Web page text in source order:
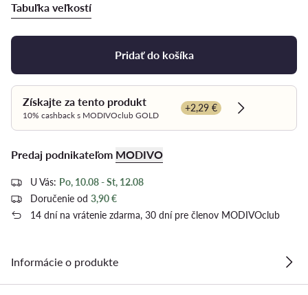
Tabuľka veľkostí
Pridať do košíka
Získajte za tento produkt
10% cashback s MODIVOclub GOLD
+2,29 €
Dowiedz się
Predaj podnikateľom MODIVO
U Vás: Po, 10.08 - St, 12.08
Doručenie od 3,90 €
14 dní na vrátenie zdarma, 30 dní pre členov MODIVOclub
Informácie o produkte